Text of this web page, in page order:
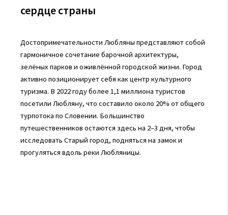
сердце страны
Достопримечательности Любляны представляют собой
гармоничное сочетание барочной архитектуры,
зелёных парков и оживлённой городской жизни. Город
активно позиционирует себя как центр культурного
туризма. В 2022 году более 1,1 миллиона туристов
посетили Любляну, что составило около 20% от общего
турпотока по Словении. Большинство
путешественников остаются здесь на 2–3 дня, чтобы
исследовать Старый город, подняться на замок и
прогуляться вдоль реки Любляницы.